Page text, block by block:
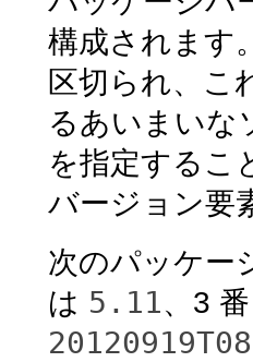
構成されます
区切られ、こ
るあいまいな
を指定するこ
バージョン要
次のパッケー
は 5.11、3